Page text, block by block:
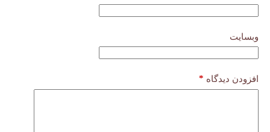
وبسایت
افزودن دیدگاه *